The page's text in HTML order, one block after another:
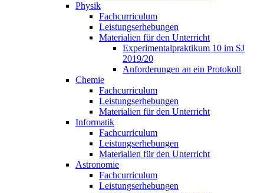
Physik
Fachcurriculum
Leistungserhebungen
Materialien für den Unterricht
Experimentalpraktikum 10 im SJ
2019/20
Anforderungen an ein Protokoll
Chemie
Fachcurriculum
Leistungserhebungen
Materialien für den Unterricht
Informatik
Fachcurriculum
Leistungserhebungen
Materialien für den Unterricht
Astronomie
Fachcurriculum
Leistungserhebungen